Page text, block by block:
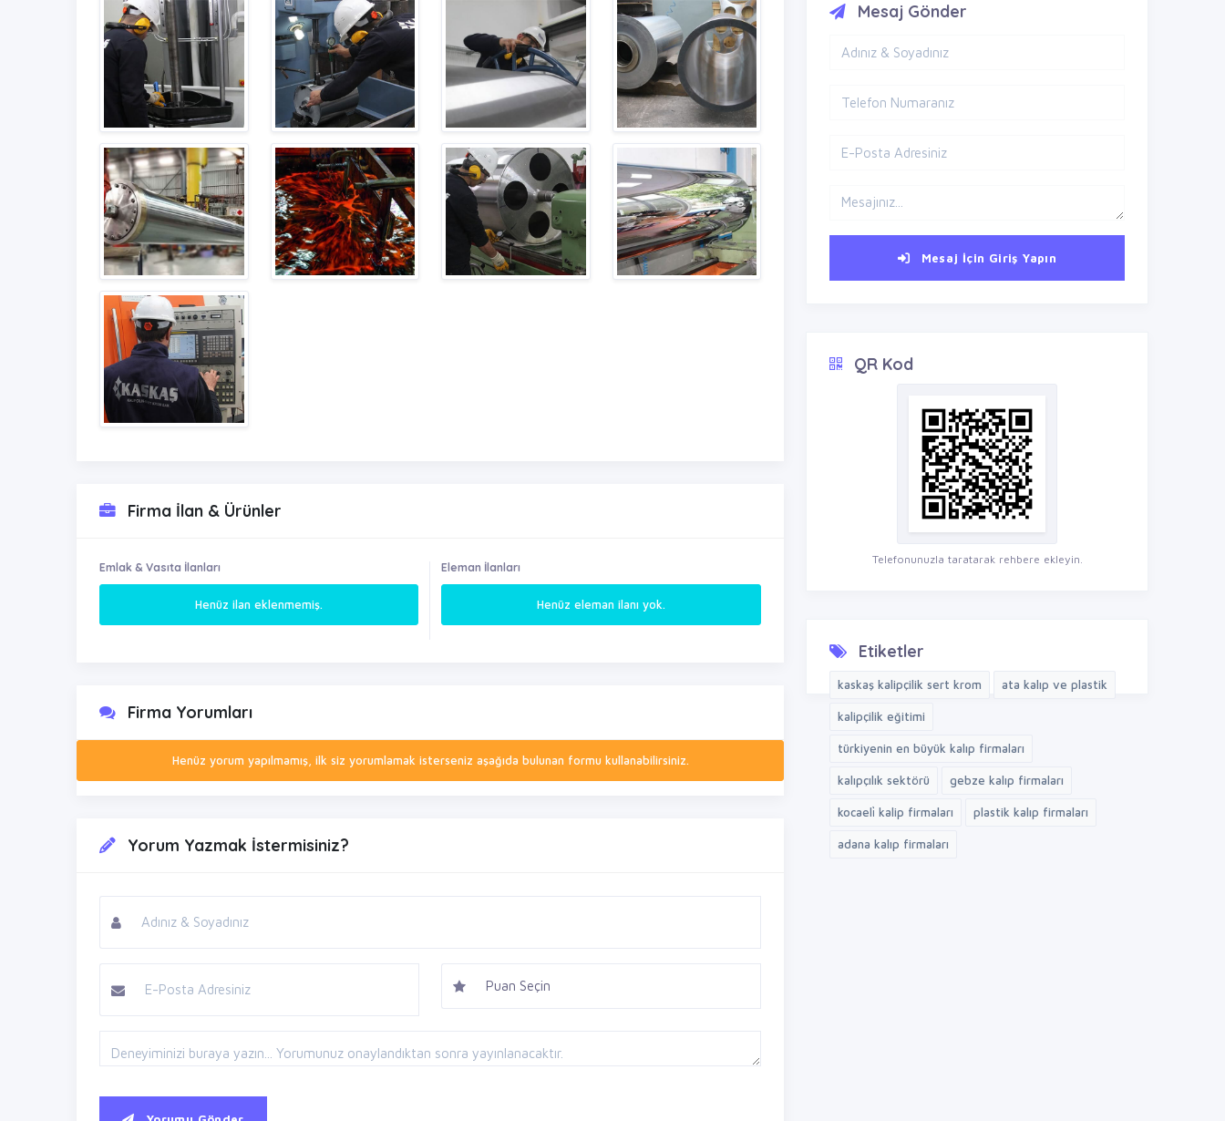
Firma İlan & Ürünler
Emlak & Vasıta İlanları
Henüz ilan eklenmemiş.
Eleman İlanları
Henüz eleman ilanı yok.
Firma Yorumları
Henüz yorum yapılmamış, ilk siz yorumlamak isterseniz aşağıda bulunan formu kullanabilirsiniz.
Yorum Yazmak İstermisiniz?
Mesaj Gönder
Mesaj İçin Giriş Yapın
QR Kod
Telefonunuzla taratarak rehbere ekleyin.
Etiketler
kaskaş kalipçilik sert krom ata kalıp ve plastik
kalipçilik eğitimi
türkiyenin en büyük kalıp firmaları
kalıpçılık sektörü gebze kalıp firmaları
kocaeli̇ kalip firmaları plastik kalıp firmaları
adana kalıp firmaları